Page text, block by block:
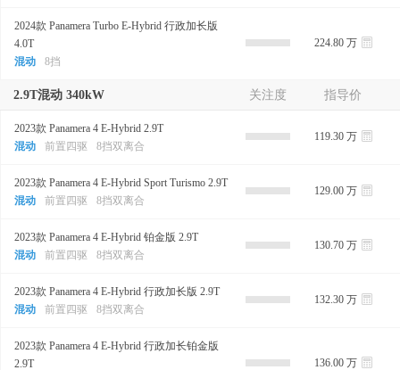
2024款 Panamera Turbo E-Hybrid 行政加长版
4.0T
混动
8挡
224.80 万
2.9T混动 340kW 关注度 指导价
2023款 Panamera 4 E-Hybrid 2.9T
混动
前置四驱 8挡双离合
119.30 万
2023款 Panamera 4 E-Hybrid Sport Turismo 2.9T
混动
前置四驱 8挡双离合
129.00 万
2023款 Panamera 4 E-Hybrid 铂金版 2.9T
混动
前置四驱 8挡双离合
130.70 万
2023款 Panamera 4 E-Hybrid 行政加长版 2.9T
混动
前置四驱 8挡双离合
132.30 万
2023款 Panamera 4 E-Hybrid 行政加长铂金版
2.9T
136.00 万